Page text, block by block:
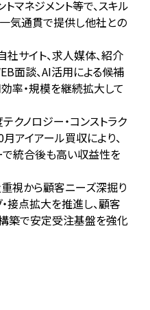
マネジメント等で、スキル
気通貫で提供し他社との
サイト、求人媒体、紹介
面談、AI活用による候補
率・規模を継続拡大して
クノロジー・コンストラク
アイアール買収により、
統合後も高い収益性を
視から顧客ニーズ深掘り
接点拡大を推進し、顧客
築で安定受注基盤を強化